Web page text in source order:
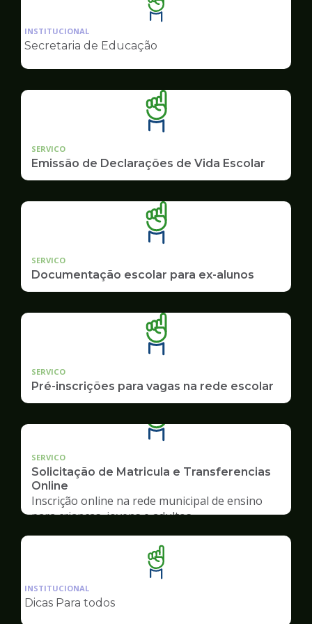
Ilustração
da
pagina
Educação
INSTITUCIONAL
Secretaria de Educação
SERVICO
Emissão de Declarações de Vida Escolar
SERVICO
Documentação escolar para ex-alunos
SERVICO
Pré-inscrições para vagas na rede escolar
SERVICO
Solicitação de Matricula e Transferencias
Online
Inscrição online na rede municipal de ensino
para crianças, jovens e adultos
Ilustração
da
INSTITUCIONAL
Dicas Para todos